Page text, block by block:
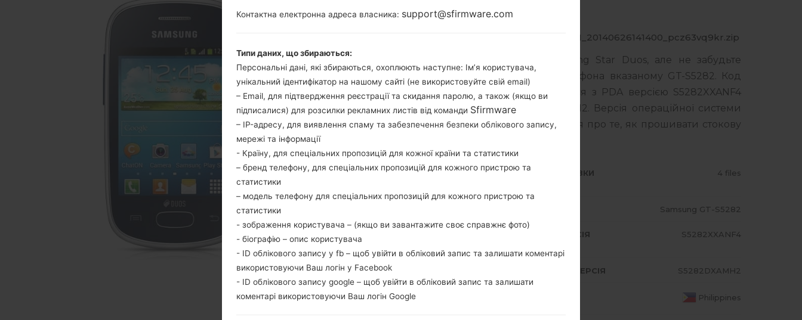
SAMSUNGSTAR DUOS
GT-S5282_XTC_1_20140626141400_pcz63vq9kr.zip
Завантажте останнє оновлення прошивки для Samsung Star Duos, але не забудьте
перевірити, чи відповідає номер моделі вашого смартфона вказаному GT-S5282. Код
прошивки XTC для PHILIPPINES. Продукт поставляється з PDA версією S5282XXANF4
версія CSC S5282OLBANF1, MODEM версия S5282DXAMH2. Версія операційної системи
даної прошивки Android Jelly Bean 4.1.2. Повна інструкція про те, як прошивати стокову
прошивку на пристроях Samsung
НАЗВА ФАЙЛУ
GT-S5282_XTC_1_20140626141
ТИП ПРОШИВКИ 4 files
Samsung GT-S5282
СИСТЕМА
PDA/AP ВЕРСІЯ S5282XXANF4
CSC ВЕРСІЯ MODEM/CP ВЕРСІЯ S5282DXAMH2
РЕГІОН Philippines
Контактна електронна адреса власника: support@sfirmware.com
Типи даних, що збираються:
Персональні дані, які збираються, охоплюють наступне: Ім’я користувача,
унікальний ідентифікатор на нашому сайті (не використовуйте свій email)
– Email, для підтвердження реєстрації та скидання паролю, а також (якщо ви
підписалися) для розсилки рекламних листів від команди Sfirmware
– IP-адресу, для виявлення спаму та забезпечення безпеки облікового запису,
мережі та інформації
- Країну, для спеціальних пропозицій для кожної країни та статистики
– бренд телефону, для спеціальних пропозицій для кожного пристрою та
статистики
– модель телефону для спеціальних пропозицій для кожного пристрою та
статистики
- зображення користувача – (якщо ви завантажите своє справжнє фото)
- біографію – опис користувача
- ID облікового запису у fb – щоб увійти в обліковий запис та залишати коментарі
використовуючи Ваш логін у Facebook
- ID облікового запису google – щоб увійти в обліковий запис та залишати
коментарі використовуючи Ваш логін Google